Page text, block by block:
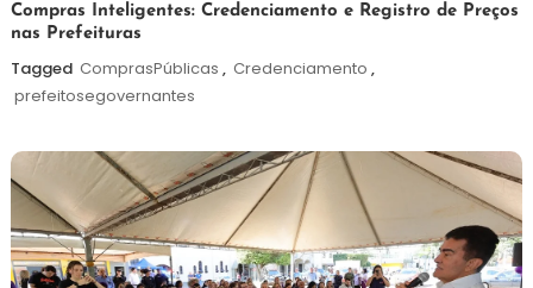
6
de
agosto
de
Redação
Compras Inteligentes: Credenciamento e Registro de Preços
nas Prefeituras
Tagged ComprasPúblicas , Credenciamento ,
prefeitosegovernantes